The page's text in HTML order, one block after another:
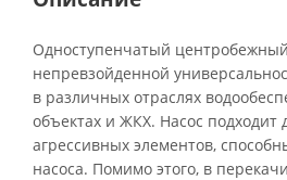
Одноступенчатый
непревзойденной
в различных отраслях
объектах и ЖКХ. Насос подходит
агрессивных элементов,
насоса. Помимо этого, в